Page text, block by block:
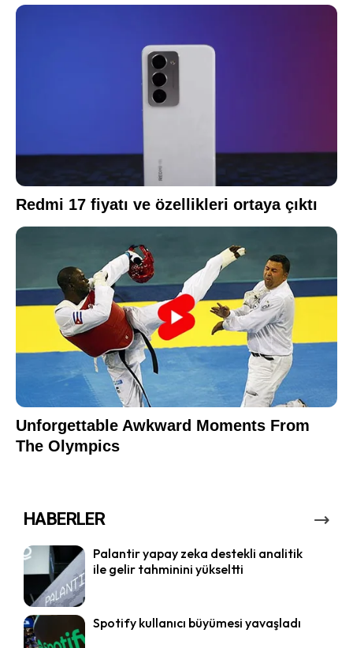
HABERLER
Palantir yapay zeka destekli analitik
ile gelir tahminini yükseltti
Spotify kullanıcı büyümesi yavaşladı